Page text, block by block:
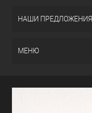
НАШИ ПРЕДЛОЖЕНИЯ
МЕНЮ